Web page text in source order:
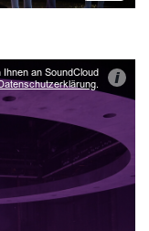
an SoundCloud
. i